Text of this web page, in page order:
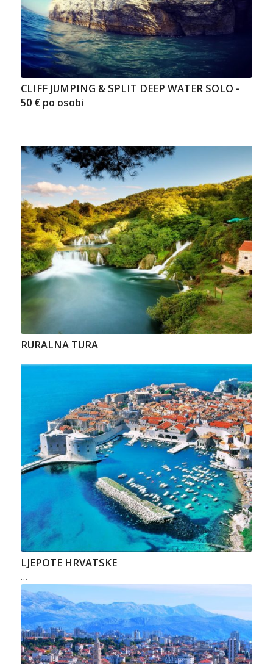
CLIFF JUMPING & SPLIT DEEP WATER SOLO -
50 € po osobi
RURALNA TURA
LJEPOTE HRVATSKE
…